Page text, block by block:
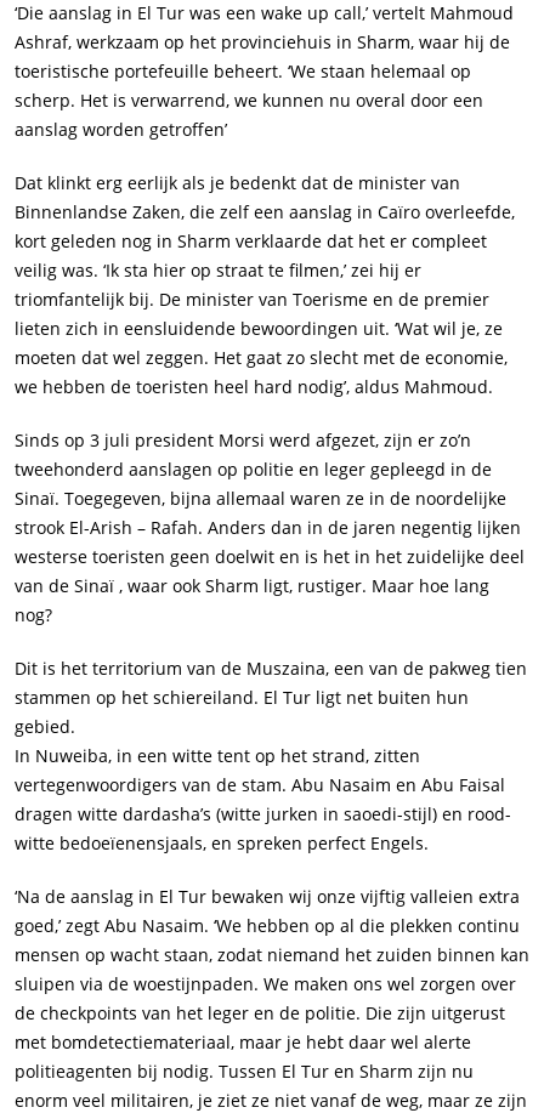
‘Die aanslag in El Tur was een wake up call,’ vertelt Mahmoud
Ashraf, werkzaam op het provinciehuis in Sharm, waar hij de
toeristische portefeuille beheert. ‘We staan helemaal op
scherp. Het is verwarrend, we kunnen nu overal door een
aanslag worden getroffen’
Dat klinkt erg eerlijk als je bedenkt dat de minister van
Binnenlandse Zaken, die zelf een aanslag in Caïro overleefde,
kort geleden nog in Sharm verklaarde dat het er compleet
veilig was. ‘Ik sta hier op straat te filmen,’ zei hij er
triomfantelijk bij. De minister van Toerisme en de premier
lieten zich in eensluidende bewoordingen uit. ‘Wat wil je, ze
moeten dat wel zeggen. Het gaat zo slecht met de economie,
we hebben de toeristen heel hard nodig’, aldus Mahmoud.
Sinds op 3 juli president Morsi werd afgezet, zijn er zo’n
tweehonderd aanslagen op politie en leger gepleegd in de
Sinaï. Toegegeven, bijna allemaal waren ze in de noordelijke
strook El-Arish – Rafah. Anders dan in de jaren negentig lijken
westerse toeristen geen doelwit en is het in het zuidelijke deel
van de Sinaï , waar ook Sharm ligt, rustiger. Maar hoe lang
nog?
Dit is het territorium van de Muszaina, een van de pakweg tien
stammen op het schiereiland. El Tur ligt net buiten hun
gebied.
In Nuweiba, in een witte tent op het strand, zitten
vertegenwoordigers van de stam. Abu Nasaim en Abu Faisal
dragen witte dardasha’s (witte jurken in saoedi-stijl) en rood-
witte bedoeïenensjaals, en spreken perfect Engels.
‘Na de aanslag in El Tur bewaken wij onze vijftig valleien extra
goed,’ zegt Abu Nasaim. ‘We hebben op al die plekken continu
mensen op wacht staan, zodat niemand het zuiden binnen kan
sluipen via de woestijnpaden. We maken ons wel zorgen over
de checkpoints van het leger en de politie. Die zijn uitgerust
met bomdetectiemateriaal, maar je hebt daar wel alerte
politieagenten bij nodig. Tussen El Tur en Sharm zijn nu
enorm veel militairen, je ziet ze niet vanaf de weg, maar ze zijn